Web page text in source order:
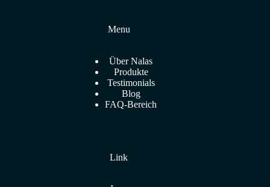
Menu
Über Nalas
Produkte
Testimonials
Blog
FAQ-Bereich
Link